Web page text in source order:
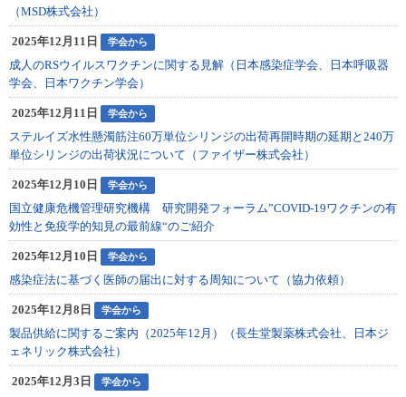
（MSD株式会社）
2025年12月11日 学会から
成人のRSウイルスワクチンに関する見解（日本感染症学会、日本呼吸器
学会、日本ワクチン学会）
2025年12月11日 学会から
ステルイズ水性懸濁筋注60万単位シリンジの出荷再開時期の延期と240万
単位シリンジの出荷状況について（ファイザー株式会社）
2025年12月10日 学会から
国立健康危機管理研究機構 研究開発フォーラム”COVID-19ワクチンの有
効性と免疫学的知見の最前線“のご紹介
2025年12月10日 学会から
感染症法に基づく医師の届出に対する周知について（協力依頼）
2025年12月8日 学会から
製品供給に関するご案内（2025年12月）（長生堂製薬株式会社、日本ジ
ェネリック株式会社）
2025年12月3日 学会から